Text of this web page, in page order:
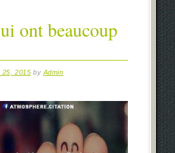
ont beaucoup
25, 2015 byAdmin